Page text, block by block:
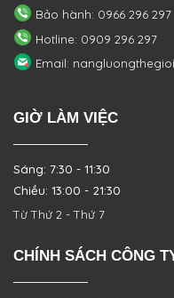
Bảo hành: 0966 296 297
Hotline: 0909 296 297
Email:
GIỜ LÀM VIỆC
Sáng: 7:30 - 11:30
Chiều: 13:00 - 21:30
Từ Thứ 2 - Thứ 7
CHÍNH SÁCH CÔNG